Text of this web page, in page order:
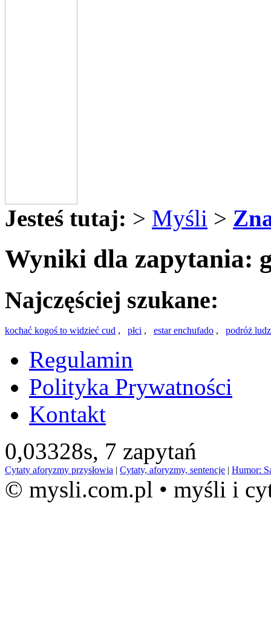
Jesteś tutaj: > Myśli >
Wyniki dla zapytania:
Najczęściej szukane:
kochać kogoś to widzieć cud , płci , estar enchufado , podróż
Regulamin
Polityka Prywatności
Kontakt
0,03328s, 7 zapytań
Cytaty aforyzmy przysłowia | Cytaty, aforyzmy, sentencje | Humor:
© mysli.com.pl • myśli i